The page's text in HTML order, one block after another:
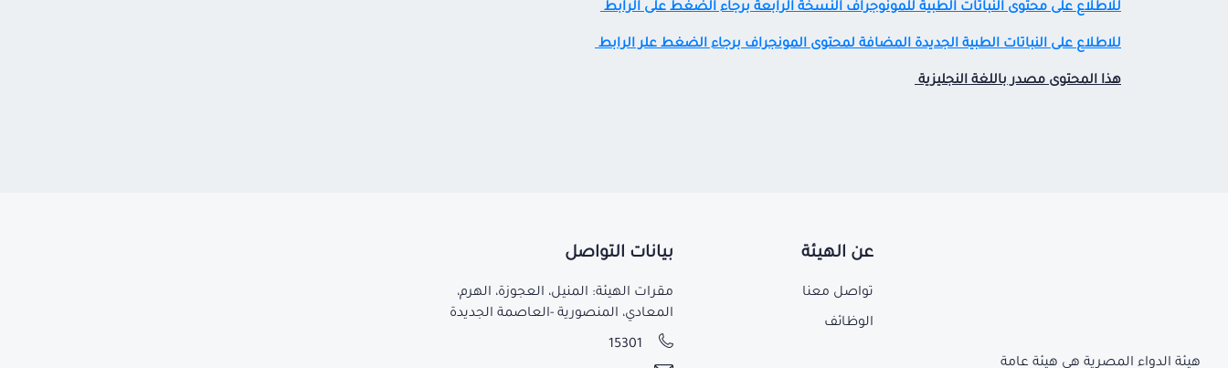
للاطلاع على محتوى النباتات الطبية للمونوجراف النسخة الرابعة برجاء الضغط على الرابط
للاطلاع على النباتات الطبية الجديدة المضافة لمحتوى المونجراف برجاء الضغط علر الرابط
هذا المحتوى مصدر باللغة النجليزية
هيئة الدواء المصرية هي هيئة عامة
عن الهيئة
تواصل معنا
الوظائف
بيانات التواصل
مقرات الهيئة: المنيل، العجوزة، الهرم،
المعادي، المنصورية -العاصمة الجديدة
15301